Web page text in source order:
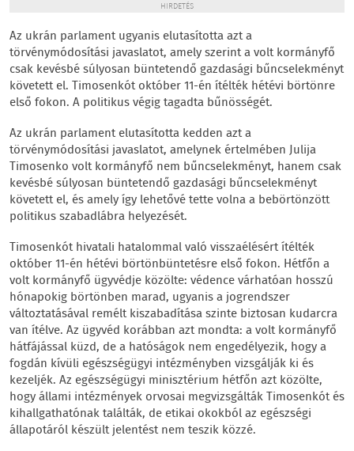
HIRDETÉS
Az ukrán parlament ugyanis elutasította azt a
törvénymódosítási javaslatot, amely szerint a volt kormányfő
csak kevésbé súlyosan büntetendő gazdasági bűncselekményt
követett el. Timosenkót október 11-én ítélték hétévi börtönre
első fokon. A politikus végig tagadta bűnösségét.
Az ukrán parlament elutasította kedden azt a
törvénymódosítási javaslatot, amelynek értelmében Julija
Timosenko volt kormányfő nem bűncselekményt, hanem csak
kevésbé súlyosan büntetendő gazdasági bűncselekményt
követett el, és amely így lehetővé tette volna a bebörtönzött
politikus szabadlábra helyezését.
Timosenkót hivatali hatalommal való visszaélésért ítélték
október 11-én hétévi börtönbüntetésre első fokon. Hétfőn a
volt kormányfő ügyvédje közölte: védence várhatóan hosszú
hónapokig börtönben marad, ugyanis a jogrendszer
változtatásával remélt kiszabadítása szinte biztosan kudarcra
van ítélve. Az ügyvéd korábban azt mondta: a volt kormányfő
hátfájással küzd, de a hatóságok nem engedélyezik, hogy a
fogdán kívüli egészségügyi intézményben vizsgálják ki és
kezeljék. Az egészségügyi minisztérium hétfőn azt közölte,
hogy állami intézmények orvosai megvizsgálták Timosenkót és
kihallgathatónak találták, de etikai okokból az egészségi
állapotáról készült jelentést nem teszik közzé.